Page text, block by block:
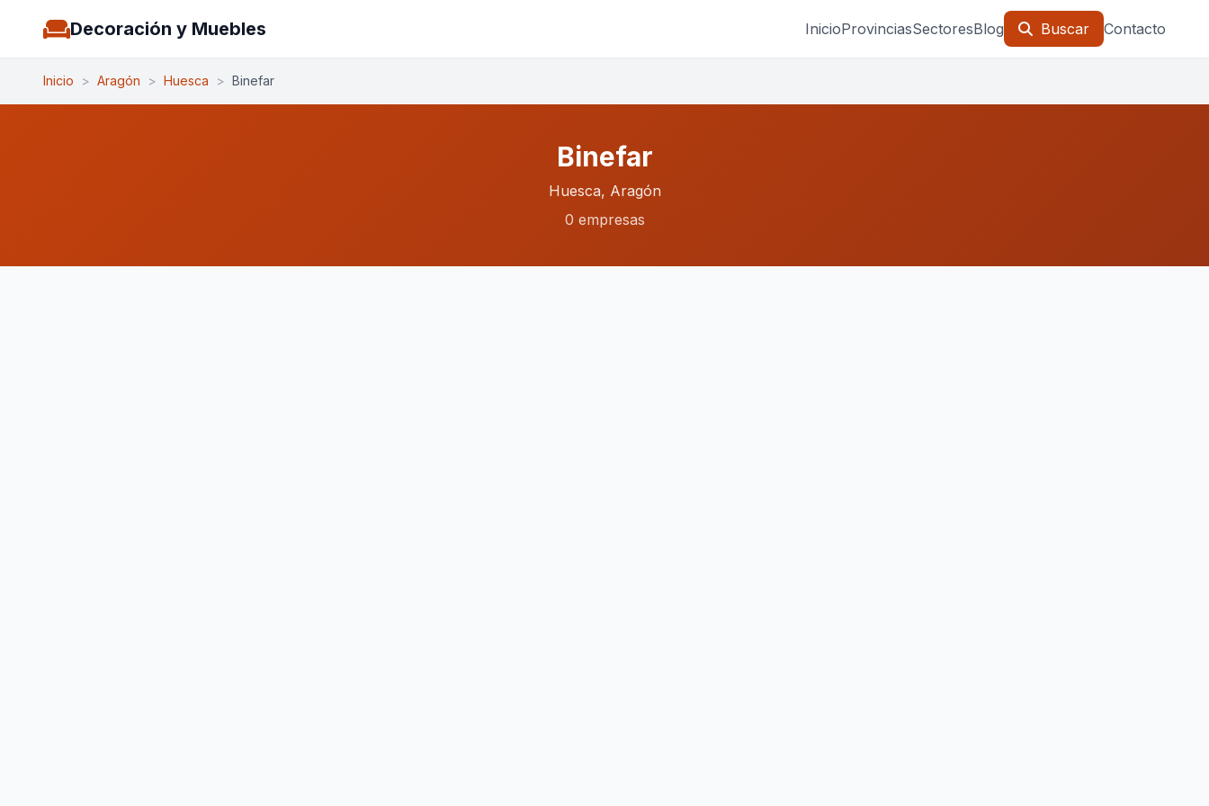
Decoración y Muebles InicioProvinciasSectoresBlog Buscar Contacto
Inicio > Aragón > Huesca > Binefar
Binefar
Huesca, Aragón
0 empresas